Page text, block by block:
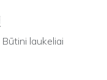
Būtini laukeliai